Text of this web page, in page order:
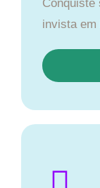
Conquiste
invista em